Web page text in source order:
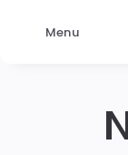
Menu